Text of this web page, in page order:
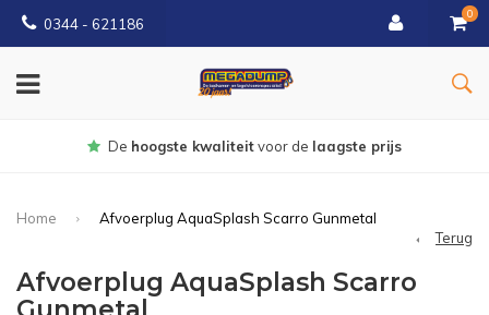
0344 - 621186
0
Gratisbezorgd vanaf € 150
Home
Afvoerplug AquaSplash Scarro Gunmetal
Terug
Afvoerplug AquaSplash Scarro